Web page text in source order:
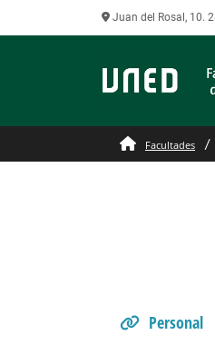
Juan del Rosal, 10.
Gestión Facultades
Personal